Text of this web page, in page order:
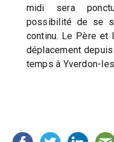
midi sera
possibilité de se
continu. Le Père et
déplacement
temps à Yverdon-